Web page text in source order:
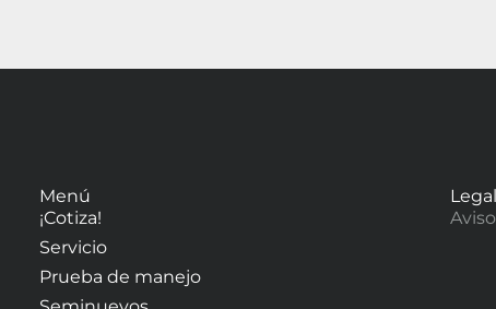
Menú
¡Cotiza!
Servicio
Prueba de manejo